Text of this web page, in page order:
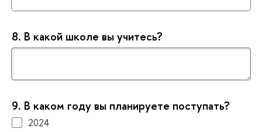
8. какой школе вы учитесь?
9. каком году вы планируете поступать?
2024